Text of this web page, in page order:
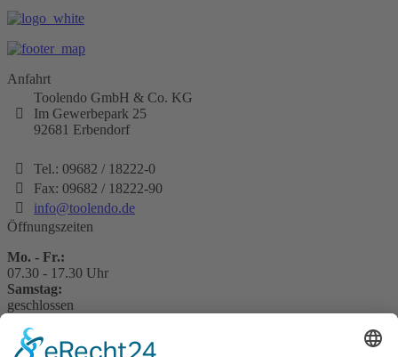
Anfahrt
Toolendo GmbH & Co. KG
Im Gewerbepark 25
92681 Erbendorf
Tel.: 09682 / 18222-0
Fax: 09682 / 18222-90
info@toolendo.de
Öffnungszeiten
Mo. - Fr.:
07.30 - 17.30 Uhr
Samstag:
geschlossen
Sowie nach telefonischer Vereinbarung.